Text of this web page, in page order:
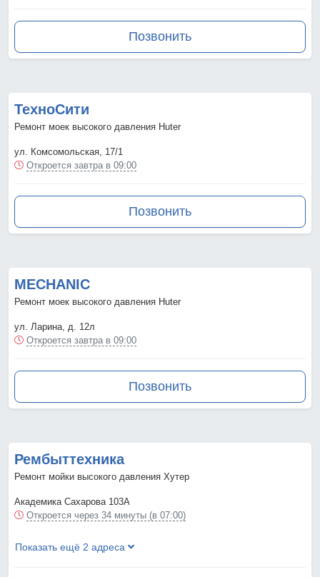
Позвонить
ТехноСити
Ремонт моек высокого давления Huter
ул. Комсомольская, 17/1
Откроется завтра в 09:00
Позвонить
MECHANIC
Ремонт моек высокого давления Huter
ул. Ларина, д. 12л
Откроется завтра в 09:00
Позвонить
Рембыттехника
Ремонт мойки высокого давления Хутер
Академика Сахарова 103А
Откроется через 34 минуты (в 07:00)
Показать ещё 2 адреса